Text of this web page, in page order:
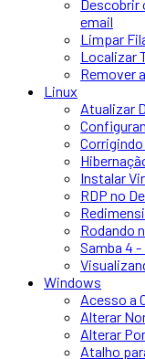
Descobrir
email
Limpar
Localizar
Remover
Linux
Atualizar
Corrigindo
Instalar
RDP no
Rodando
Samba 4 -
Windows
Acesso a
Alterar
Alterar
Atalho